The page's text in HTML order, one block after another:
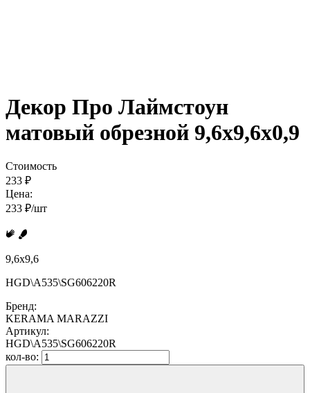
Декор Про Лаймстоун
матовый обрезной 9,6x9,6x0,9
Стоимость
233 ₽
Цена:
233 ₽/шт
9,6x9,6
HGD\A535\SG606220R
Бренд:
KERAMA MARAZZI
Артикул:
HGD\A535\SG606220R
кол-во: